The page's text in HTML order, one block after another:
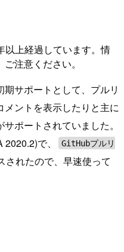
以上経過しています。情
注意ください。
サポートとして、プルリ
ントを表示したりと主に
ポートされていました。
で、
GitHubプルリ
されたので、早速使って